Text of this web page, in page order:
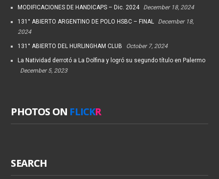
MODIFICACIONES DE HANDICAPS – Dic. 2024 December 18, 2024
131° ABIERTO ARGENTINO DE POLO HSBC – FINAL
December 18,
2024
131° ABIERTO DEL HURLINGHAM CLUB October 7, 2024
La Natividad derrotó a La Dolfina y logró su segundo título en Palermo
December 5, 2023
PHOTOS ON FLICKR
SEARCH